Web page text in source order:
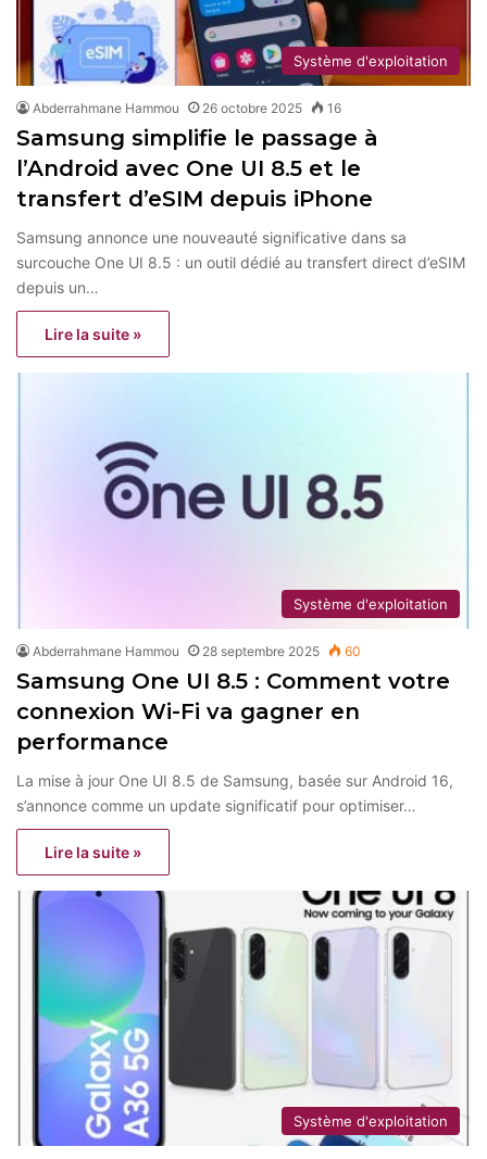
Système d'exploitation
Abderrahmane Hammou 26 octobre 2025 16
Samsung simplifie le passage à
l’Android avec One UI 8.5 et le
transfert d’eSIM depuis iPhone
Samsung annonce une nouveauté significative dans sa
surcouche One UI 8.5 : un outil dédié au transfert direct d’eSIM
depuis un…
Lire la suite »
Système d'exploitation
Abderrahmane Hammou 28 septembre 2025 60
Samsung One UI 8.5 : Comment votre
connexion Wi-Fi va gagner en
performance
La mise à jour One UI 8.5 de Samsung, basée sur Android 16,
s’annonce comme un update significatif pour optimiser…
Lire la suite »
Système d'exploitation